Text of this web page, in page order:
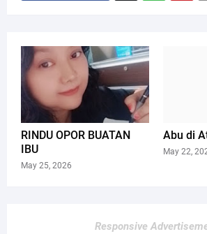
RINDU OPOR BUATAN
IBU
May 25, 2026
Abu di
May 22,
Responsive